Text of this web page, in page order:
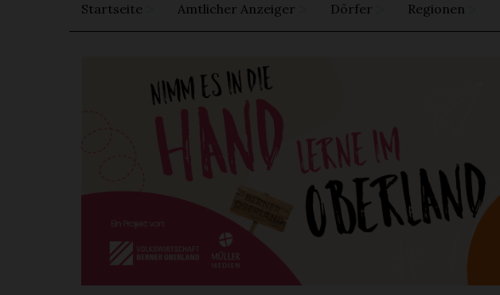
Startseite Amtlicher Anzeiger Dörfer Regionen